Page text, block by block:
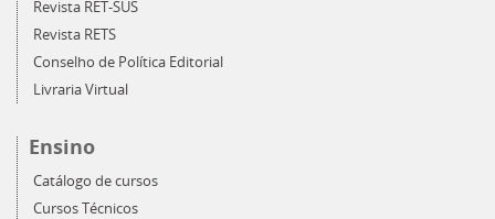
Revista RET-SUS
Revista RETS
Conselho de Política Editorial
Livraria Virtual
Ensino
Catálogo de cursos
Cursos Técnicos